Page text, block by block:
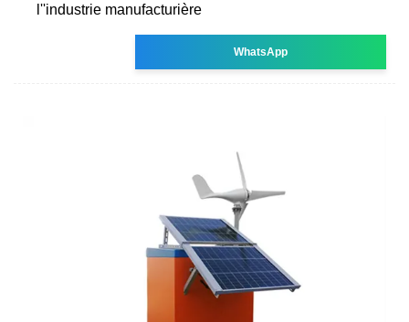
l''industrie manufacturière
WhatsApp